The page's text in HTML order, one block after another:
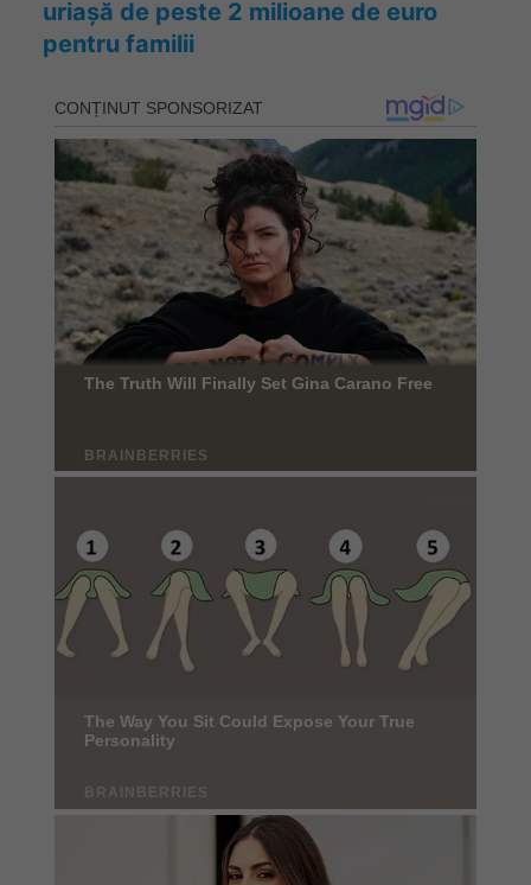
uriașă de peste 2 milioane de euro
pentru familii